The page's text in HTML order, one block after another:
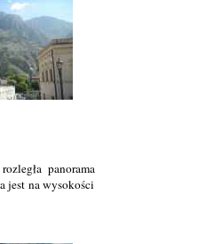
panorama
jest na wysokości